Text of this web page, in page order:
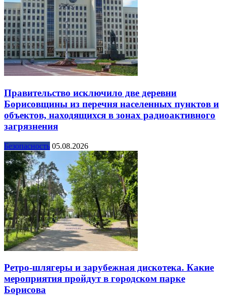
Правительство исключило две деревни
Борисовщины из перечня населенных пунктов и
объектов, находящихся в зонах радиоактивного
загрязнения
Безопасность 05.08.2026
Ретро-шлягеры и зарубежная дискотека. Какие
мероприятия пройдут в городском парке
Борисова